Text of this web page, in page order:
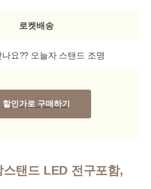
로켓배송
할인가로 구매하기
탠드 LED 전구포함,